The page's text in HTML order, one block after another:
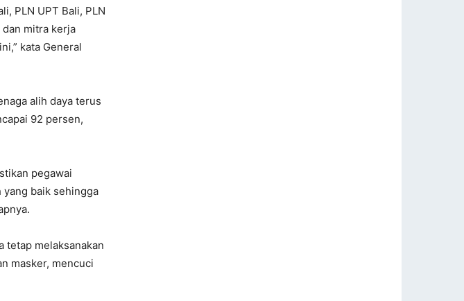
PLN UPT Bali, PLN
dan mitra kerja
kata General
alih daya terus
92 persen,
pegawai
baik sehingga
tetap melaksanakan
masker, mencuci